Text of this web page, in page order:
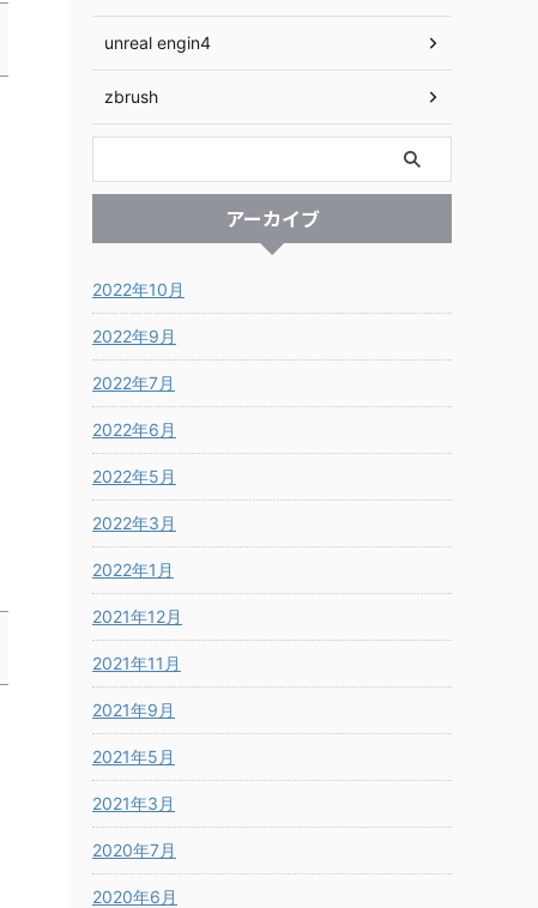
unreal engin4
zbrush
アーカイブ
2022年10月
2022年9月
2022年7月
2022年6月
2022年5月
2022年3月
2022年1月
2021年12月
2021年11月
2021年9月
2021年5月
2021年3月
2020年7月
2020年6月